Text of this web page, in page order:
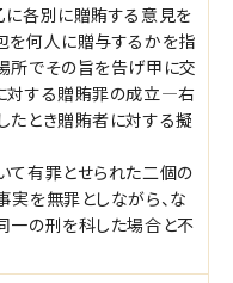
各別に贈賄する意見を
を何人に贈与するかを指
所でその旨を告げ甲に交
対する贈賄罪の成立―右
たとき贈賄者に対する擬
有罪とせられた二個の
を無罪としながら、な
一の刑を科した場合と不